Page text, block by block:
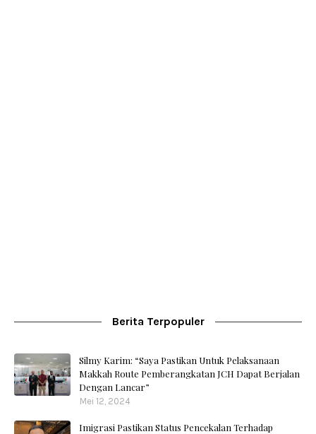
Berita Terpopuler
Silmy Karim: “Saya Pastikan Untuk Pelaksanaan
Makkah Route Pemberangkatan JCH Dapat Berjalan
Dengan Lancar”
Mei 12, 2024
Imigrasi Pastikan Status Pencekalan Terhadap